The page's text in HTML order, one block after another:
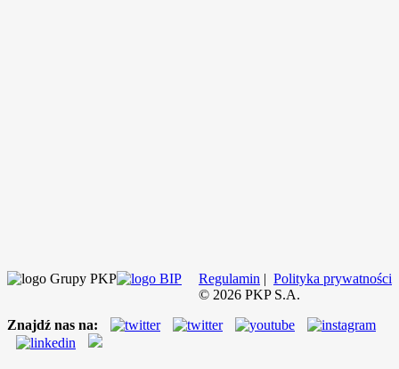
Regulamin | Polityka prywatności
© 2026 PKP S.A.
Znajdź nas na: